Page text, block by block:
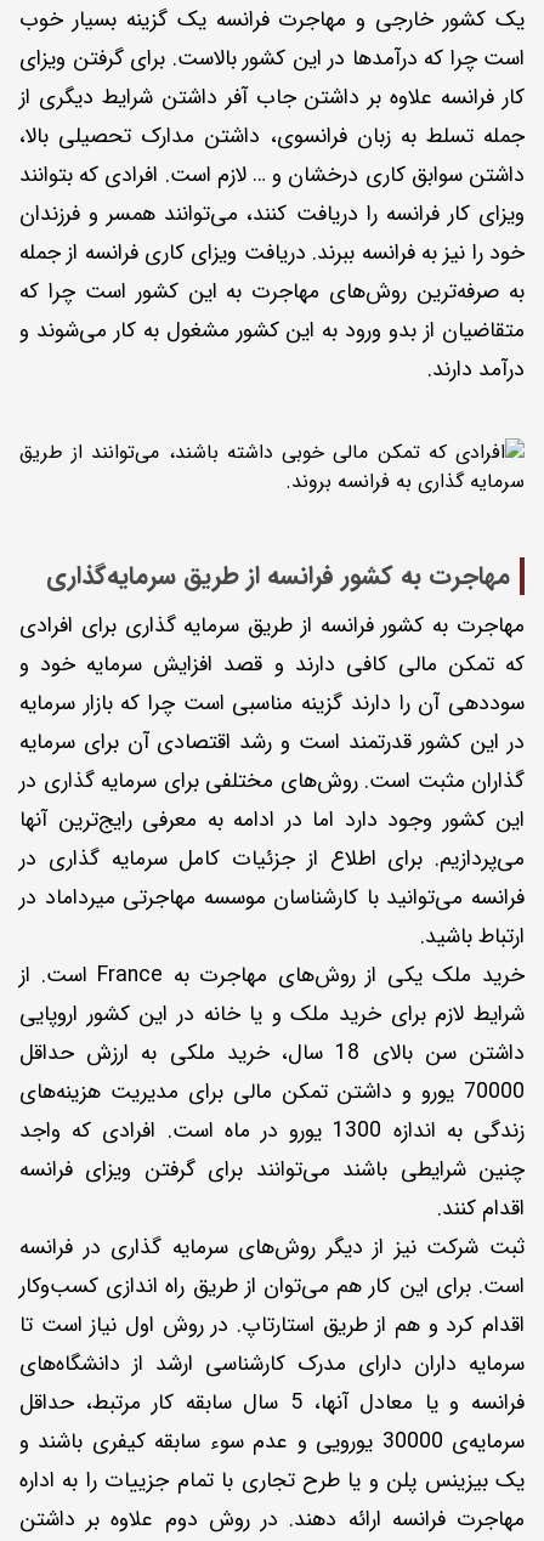
یک کشور خارجی و مهاجرت فرانسه یک گزینه بسیار خوب
است چرا که درآمدها در این کشور بالاست. برای گرفتن ویزای
کار فرانسه علاوه بر داشتن جاب آفر داشتن شرایط دیگری از
جمله تسلط به زبان فرانسوی، داشتن مدارک تحصیلی بالا،
داشتن سوابق کاری درخشان و … لازم است. افرادی که بتوانند
ویزای کار فرانسه را دریافت کنند، می‌توانند همسر و فرزندان
خود را نیز به فرانسه ببرند. دریافت ویزای کاری فرانسه از جمله
به صرفه‌ترین روش‌های مهاجرت به این کشور است چرا که
متقاضیان از بدو ورود به این کشور مشغول به کار می‌شوند و
درآمد دارند.
مهاجرت به کشور فرانسه از طریق سرمایه‌گذاری
مهاجرت به کشور فرانسه از طریق سرمایه گذاری برای افرادی
که تمکن مالی کافی دارند و قصد افزایش سرمایه خود و
سوددهی آن را دارند گزینه مناسبی است چرا که بازار سرمایه
در این کشور قدرتمند است و رشد اقتصادی آن برای سرمایه
گذاران مثبت است. روش‌های مختلفی برای سرمایه گذاری در
این کشور وجود دارد اما در ادامه به معرفی رایج‌ترین آنها
می‌پردازیم. برای اطلاع از جزئیات کامل سرمایه گذاری در
فرانسه می‌توانید با کارشناسان موسسه مهاجرتی میرداماد در
ارتباط باشید.
خرید ملک یکی از روش‌های مهاجرت به France است. از
شرایط لازم برای خرید ملک و یا خانه در این کشور اروپایی
داشتن سن بالای 18 سال، خرید ملکی به ارزش حداقل
70000 یورو و داشتن تمکن مالی برای مدیریت هزینه‌های
زندگی به اندازه 1300 یورو در ماه است. افرادی که واجد
چنین شرایطی باشند می‌توانند برای گرفتن ویزای فرانسه
اقدام کنند.
ثبت شرکت نیز از دیگر روش‌های سرمایه گذاری در فرانسه
است. برای این کار هم می‌توان از طریق راه اندازی کسب‌وکار
اقدام کرد و هم از طریق استارتاپ. در روش اول نیاز است تا
سرمایه داران دارای مدرک کارشناسی ارشد از دانشگاه‌های
فرانسه و یا معادل آنها، 5 سال سابقه کار مرتبط، حداقل
سرمایه‌ی 30000 یورویی و عدم سوء سابقه کیفری باشند و
یک بیزینس پلن و یا طرح تجاری با تمام جزییات را به اداره
مهاجرت فرانسه ارائه دهند. در روش دوم علاوه بر داشتن